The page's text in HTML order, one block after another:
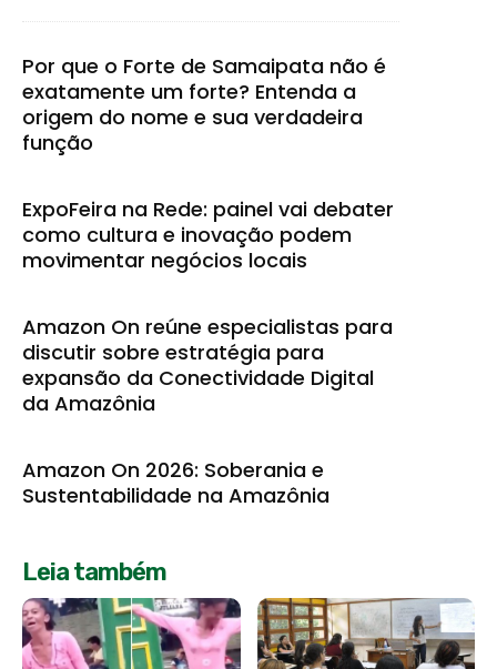
Por que o Forte de Samaipata não é
exatamente um forte? Entenda a
origem do nome e sua verdadeira
função
ExpoFeira na Rede: painel vai debater
como cultura e inovação podem
movimentar negócios locais
Amazon On reúne especialistas para
discutir sobre estratégia para
expansão da Conectividade Digital
da Amazônia
Amazon On 2026: Soberania e
Sustentabilidade na Amazônia
Leia também